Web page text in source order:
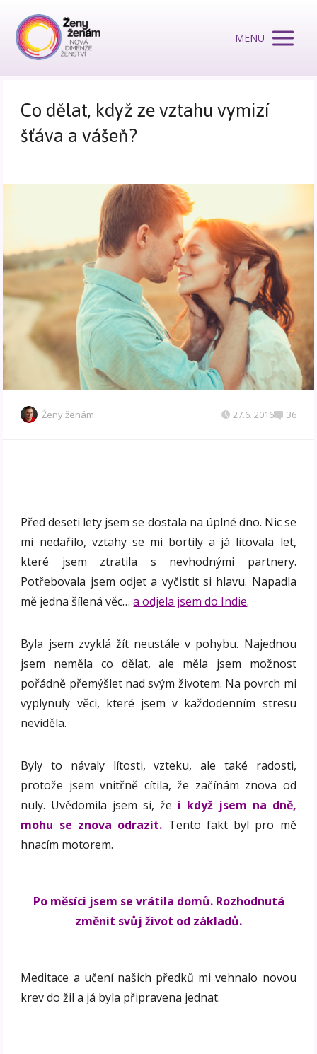
MENU
Co dělat, když ze vztahu vymizí
šťáva a vášeň?
Ženy ženám 27.6. 2016 36
Před deseti lety jsem se dostala na úplné dno. Nic se
mi nedařilo, vztahy se mi bortily a já litovala let,
které jsem ztratila s nevhodnými partnery.
Potřebovala jsem odjet a vyčistit si hlavu. Napadla
mě jedna šílená věc…a odjela jsem do Indie.
Byla jsem zvyklá žít neustále v pohybu. Najednou
jsem neměla co dělat, ale měla jsem možnost
pořádně přemýšlet nad svým životem. Na povrch mi
vyplynuly věci, které jsem v každodenním stresu
neviděla.
Byly to návaly lítosti, vzteku, ale také radosti,
protože jsem vnitřně cítila, že začínám znova od
nuly. Uvědomila jsem si, že i když jsem na dně,
mohu se znova odrazit. Tento fakt byl pro mě
hnacím motorem.
Po měsíci jsem se vrátila domů. Rozhodnutá
změnit svůj život od základů.
Meditace a učení našich předků mi vehnalo novou
krev do žil a já byla připravena jednat.